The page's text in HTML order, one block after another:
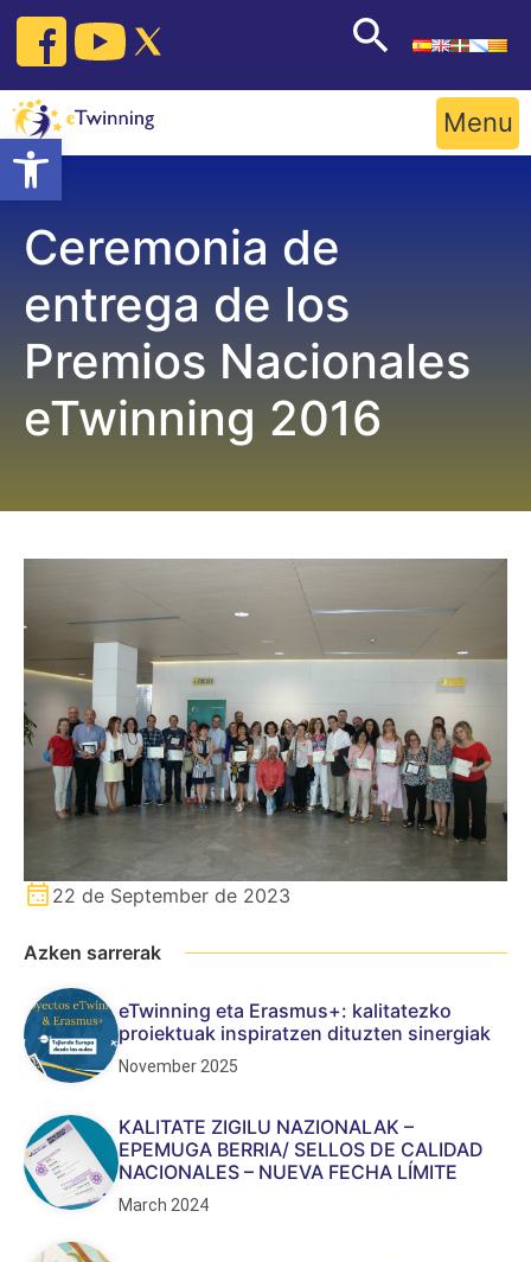
Open toolbar
Skip
content
Menu
Ceremonia de
entrega de los
Premios Nacionales
eTwinning 2016
22 de September de 2023
Azken sarrerak
eTwinning eta Erasmus+: kalitatezko
proiektuak inspiratzen dituzten sinergiak
November 2025
KALITATE ZIGILU NAZIONALAK –
EPEMUGA BERRIA/ SELLOS DE CALIDAD
NACIONALES – NUEVA FECHA LÍMITE
March 2024